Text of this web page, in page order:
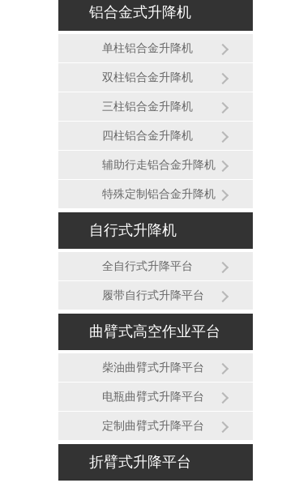
铝合金式升降机
单柱铝合金升降机
双柱铝合金升降机
三柱铝合金升降机
四柱铝合金升降机
辅助行走铝合金升降机
特殊定制铝合金升降机
自行式升降机
全自行式升降平台
履带自行式升降平台
曲臂式高空作业平台
柴油曲臂式升降平台
电瓶曲臂式升降平台
定制曲臂式升降平台
折臂式升降平台